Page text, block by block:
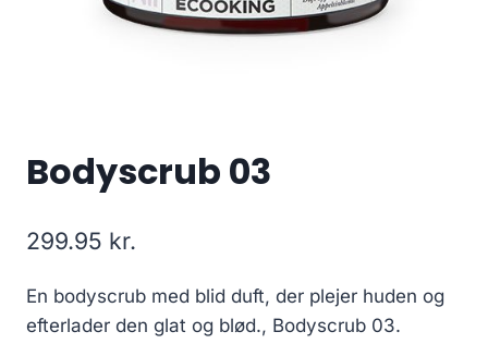
Bodyscrub 03
299.95 kr.
En bodyscrub med blid duft, der plejer huden og
efterlader den glat og blød., Bodyscrub 03.